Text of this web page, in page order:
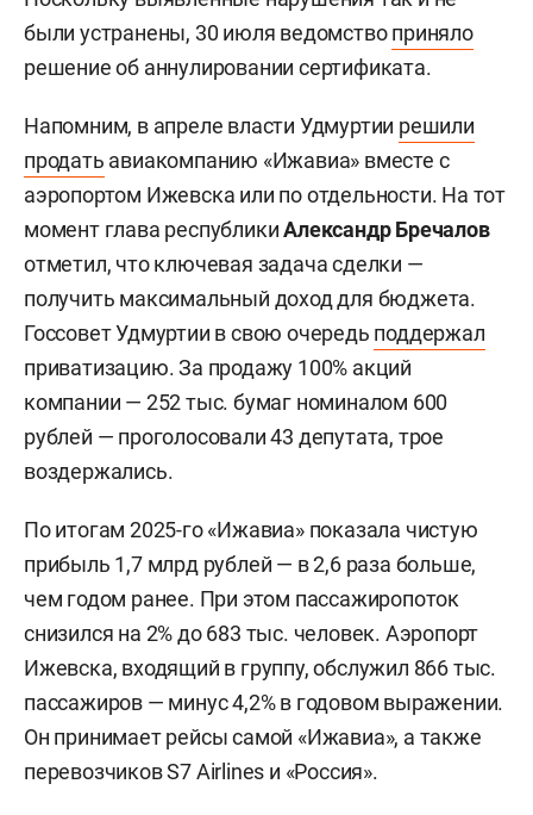
были устранены, 30 июля ведомствоприняло
решение об аннулировании сертификата.
Напомним, в апреле власти Удмуртии решили
продать авиакомпанию «Ижавиа» вместе с
аэропортом Ижевска или по отдельности. На тот
момент глава республикиАлександр Бречалов
отметил, что ключевая задача сделки —
получить максимальный доход для бюджета.
Госсовет Удмуртии в свою очередь поддержал
приватизацию. За продажу 100% акций
компании — 252 тыс. бумаг номиналом 600
рублей — проголосовали 43 депутата, трое
воздержались.
По итогам 2025-го «Ижавиа» показала чистую
прибыль 1,7 млрд рублей — в 2,6 раза больше,
чем годом ранее. При этом пассажиропоток
снизился на 2% до 683 тыс. человек. Аэропорт
Ижевска, входящий в группу, обслужил 866 тыс.
пассажиров — минус 4,2% в годовом выражении.
Он принимает рейсы самой «Ижавиа», а также
перевозчиков S7 Airlines и «Россия».